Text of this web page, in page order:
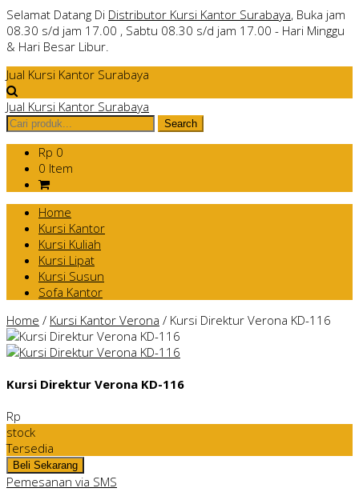
Selamat Datang Di Distributor Kursi Kantor Surabaya, Buka jam
08.30 s/d jam 17.00 , Sabtu 08.30 s/d jam 17.00 - Hari Minggu
& Hari Besar Libur.
Jual Kursi Kantor Surabaya
Jual Kursi Kantor Surabaya
Rp 0
0 Item
Home
Kursi Kantor
Kursi Kuliah
Kursi Lipat
Kursi Susun
Sofa Kantor
Home / Kursi Kantor Verona / Kursi Direktur Verona KD-116
Kursi Direktur Verona KD-116
Rp
stock
Tersedia
Pemesanan via SMS